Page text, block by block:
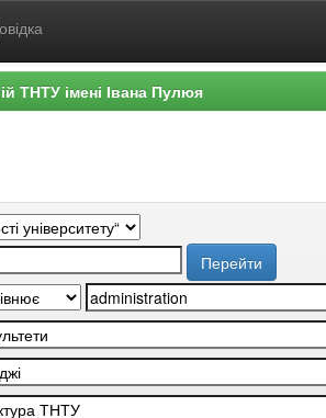
ТНТУ імені Івана Пулюя